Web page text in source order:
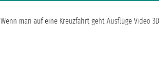
Wenn man auf eine Kreuzfahrt geht Ausflüge Video 3D